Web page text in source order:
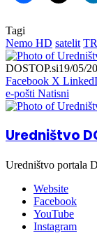
Tagi
Nemo HD satelit
DOSTOP.si19/05/
Facebook X
e-pošti Natisni
Uredništvo
Uredništvo portala
Website
Facebook
YouTube
Instagram